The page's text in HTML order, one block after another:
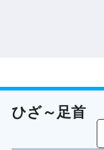
ひざ～足首